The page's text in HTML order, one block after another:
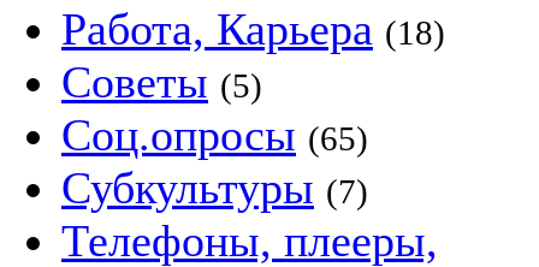
Работа, Карьера (18)
Советы (5)
Соц.опросы (65)
Субкультуры (7)
Телефоны, плееры,